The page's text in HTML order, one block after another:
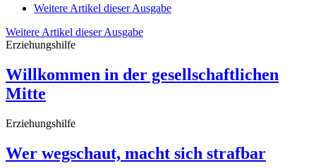
Weitere Artikel dieser Ausgabe
Weitere Artikel dieser Ausgabe
Erziehungshilfe
Willkommen in der gesellschaftlichen
Mitte
Erziehungshilfe
Wer wegschaut, macht sich strafbar